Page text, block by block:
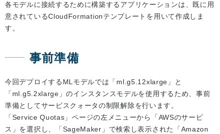
各モデルに接続するために構築するアプリケーションは、既に用
意されているCloudFormationテンプレートを用いて作成しま
す。
事前準備
今回デプロイするMLモデルでは「ml.g5.12xlarge」と
「ml.g5.2xlarge」のインスタンスモデルを使用するため、事前
準備としてサービスクォータの制限解除を行います。
「Service Quotas」ページの左メニューから「AWSのサービ
ス」を選択し、「SageMaker」で検索し表示された「Amazon